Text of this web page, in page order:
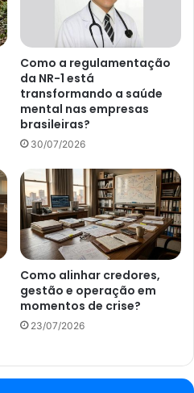
Como a regulamentação
da NR-1 está
transformando a saúde
mental nas empresas
brasileiras?
30/07/2026
Como alinhar credores,
gestão e operação em
momentos de crise?
23/07/2026